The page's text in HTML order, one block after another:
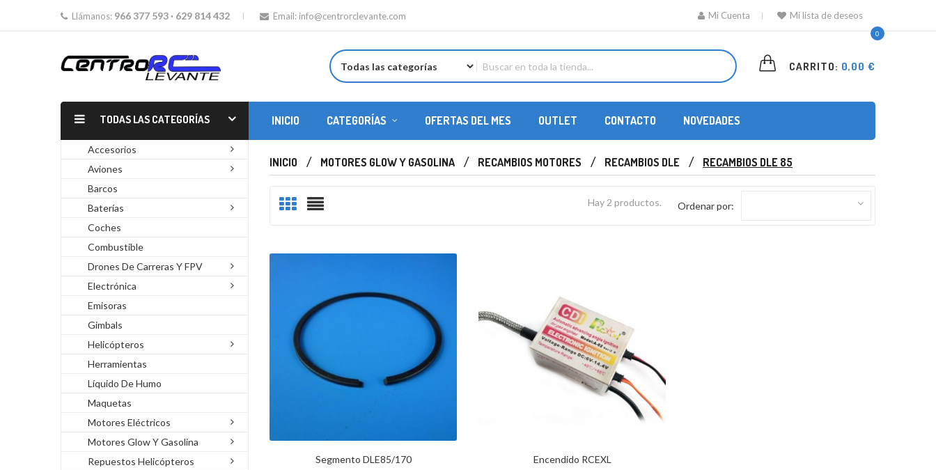
Llámanos: 966 377 593 · 629 814 432 Email: info@centrorclevante.com Mi Cuenta Mi lista de deseos
0
CARRITO: 0,00 €
TODAS LAS CATEGORÍAS INICIO CATEGORÍAS OFERTAS DEL MES OUTLET CONTACTO NOVEDADES
Accesorios
Aviones
Barcos
Baterías
Coches
Combustible
Drones De Carreras Y FPV
Electrónica
Emisoras
Gimbals
Helicópteros
Herramientas
Líquido De Humo
Maquetas
Motores Eléctricos
Motores Glow Y Gasolina
Repuestos Helicópteros
INICIO MOTORES GLOW Y GASOLINA RECAMBIOS MOTORES RECAMBIOS DLE RECAMBIOS DLE 85
Hay 2 productos. Ordenar por:
Segmento DLE85/170 Encendido RCEXL